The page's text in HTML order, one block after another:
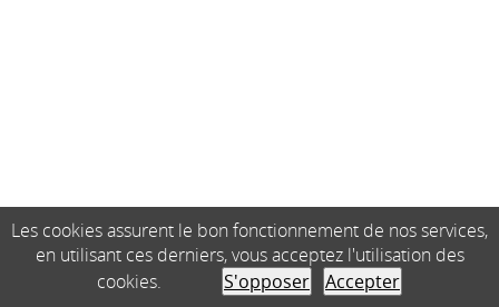
Les cookies assurent le bon fonctionnement de nos services,
en utilisant ces derniers, vous acceptez l'utilisation des
cookies.
S'opposer Accepter